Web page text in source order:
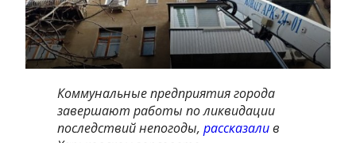
Коммунальные предприятия города
завершают работы по ликвидации
последствий непогоды,рассказалив